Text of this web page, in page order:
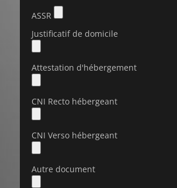
ASSR
Justificatif de domicile
Attestation d'hébergement
CNI Recto hébergeant
CNI Verso hébergeant
Autre document